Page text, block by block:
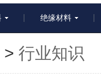
绝缘材料
> 行业知识